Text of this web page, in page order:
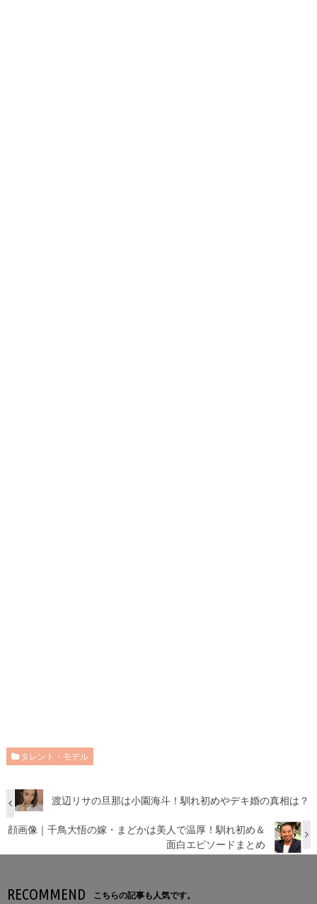
タレント・モデル
渡辺リサの旦那は小園海斗！馴れ初めやデキ婚の真相は？
顔画像｜千鳥大悟の嫁・まどかは美人で温厚！馴れ初め＆
面白エピソードまとめ
RECOMMEND こちらの記事も人気です。